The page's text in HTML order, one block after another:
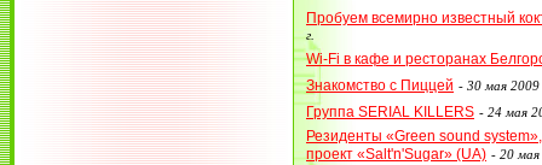
Пробуем всемирно известный
г.
Wi-Fi в кафе и ресторанах
Знакомство с Пиццей - 30 мая 2009
Группа SERIAL KILLERS - 24 мая
Резиденты «Green sound
проект «Salt'n'Sugar» (UA) - 20 мая